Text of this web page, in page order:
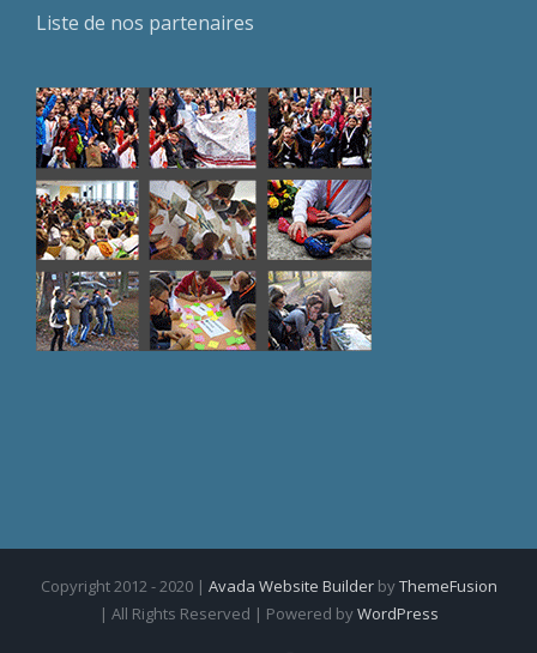
Liste de nos partenaires
Copyright 2012 - 2020 | Avada Website BuilderbyThemeFusion
| All Rights Reserved | Powered byWordPress